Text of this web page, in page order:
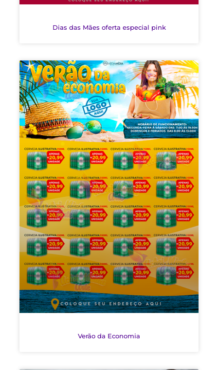
Dias das Mães oferta especial pink
Verão da Economia